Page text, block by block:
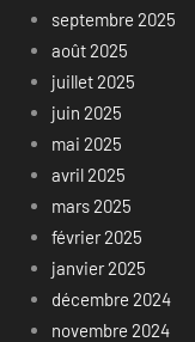
septembre 2025
août 2025
juillet 2025
juin 2025
mai 2025
avril 2025
mars 2025
février 2025
janvier 2025
décembre 2024
novembre 2024